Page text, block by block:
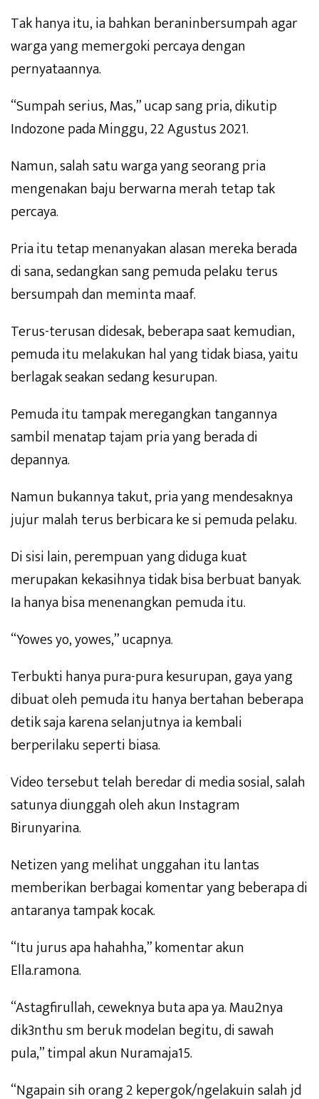
Tak hanya itu, ia bahkan beraninbersumpah agar
warga yang memergoki percaya dengan
pernyataannya.
“Sumpah serius, Mas,” ucap sang pria, dikutip
Indozone pada Minggu, 22 Agustus 2021.
Namun, salah satu warga yang seorang pria
mengenakan baju berwarna merah tetap tak
percaya.
Pria itu tetap menanyakan alasan mereka berada
di sana, sedangkan sang pemuda pelaku terus
bersumpah dan meminta maaf.
Terus-terusan didesak, beberapa saat kemudian,
pemuda itu melakukan hal yang tidak biasa, yaitu
berlagak seakan sedang kesurupan.
Pemuda itu tampak meregangkan tangannya
sambil menatap tajam pria yang berada di
depannya.
Namun bukannya takut, pria yang mendesaknya
jujur malah terus berbicara ke si pemuda pelaku.
Di sisi lain, perempuan yang diduga kuat
merupakan kekasihnya tidak bisa berbuat banyak.
Ia hanya bisa menenangkan pemuda itu.
“Yowes yo, yowes,” ucapnya.
Terbukti hanya pura-pura kesurupan, gaya yang
dibuat oleh pemuda itu hanya bertahan beberapa
detik saja karena selanjutnya ia kembali
berperilaku seperti biasa.
Video tersebut telah beredar di media sosial, salah
satunya diunggah oleh akun Instagram
Birunyarina.
Netizen yang melihat unggahan itu lantas
memberikan berbagai komentar yang beberapa di
antaranya tampak kocak.
“Itu jurus apa hahahha,” komentar akun
Ella.ramona.
“Astagfirullah, ceweknya buta apa ya. Mau2nya
dik3nthu sm beruk modelan begitu, di sawah
pula,” timpal akun Nuramaja15.
“Ngapain sih orang 2 kepergok/ngelakuin salah jd